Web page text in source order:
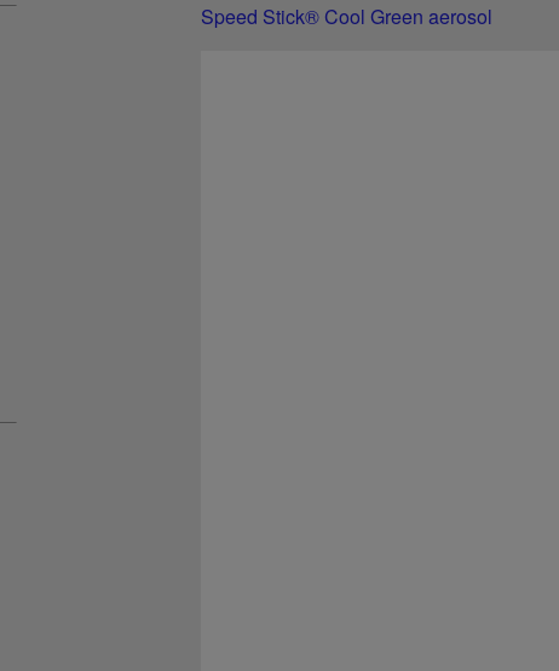
Speed Stick® Cool Green aerosol